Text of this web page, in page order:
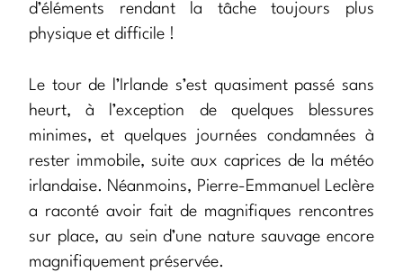
d’éléments rendant la tâche toujours plus
physique et difficile !
Le tour de l’Irlande s’est quasiment passé sans
heurt, à l’exception de quelques blessures
minimes, et quelques journées condamnées à
rester immobile, suite aux caprices de la météo
irlandaise. Néanmoins, Pierre-Emmanuel Leclère
a raconté avoir fait de magnifiques rencontres
sur place, au sein d’une nature sauvage encore
magnifiquement préservée.